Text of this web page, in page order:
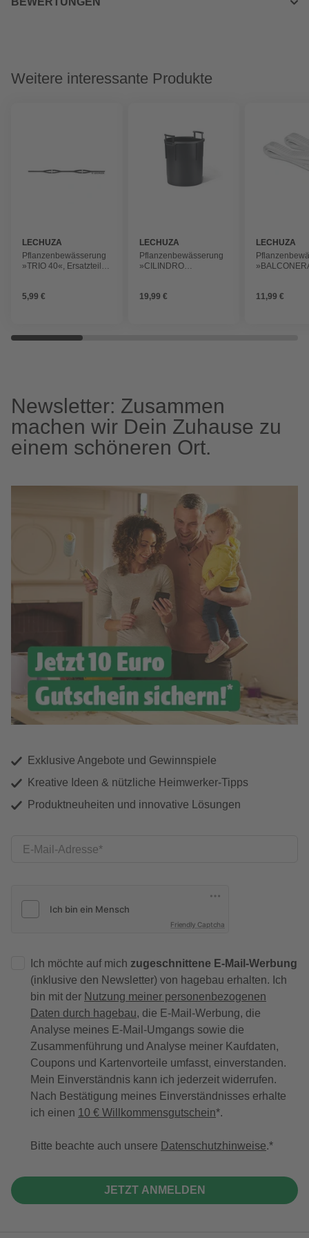
Weitere interessante Produkte
LECHUZA
Pflanzenbewässerung
»TRIO 40«, Ersatzteil
5,99 €
LECHUZA
Pflanzenbewässerung
»CILINDRO
Pflanzeinsatz
19,99 €
LECHUZA
11,99 €
Newsletter: Zusammen
machen wir Dein Zuhause zu
einem schöneren Ort.
Exklusive Angebote und Gewinnspiele
Kreative Ideen & nützliche Heimwerker-Tipps
Produktneuheiten und innovative Lösungen
E-Mail-Adresse
Friendly Captcha
Ich möchte auf mich zugeschnittene E-Mail-Werbung
(inklusive den Newsletter) von hagebau erhalten. Ich
bin mit der Nutzung meiner personenbezogenen
Daten durch hagebau, die E-Mail-Werbung, die
Analyse meines E-Mail-Umgangs sowie die
Zusammenführung und Analyse meiner Kaufdaten,
Coupons und Kartenvorteile umfasst, einverstanden.
Mein Einverständnis kann ich jederzeit widerrufen.
Nach Bestätigung meines Einverständnisses erhalte
ich einen 10 € Willkommensgutschein*.
Bitte beachte auch unsere Datenschutzhinweise.
JETZT ANMELDEN